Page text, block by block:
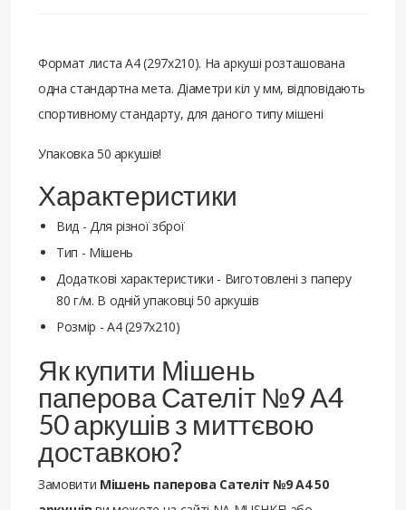
Формат листа А4 (297х210). На аркуші розташована
одна стандартна мета. Діаметри кіл у мм, відповідають
спортивному стандарту, для даного типу мішені
Упаковка 50 аркушів!
Характеристики
Вид - Для різної зброї
Тип - Мішень
Додаткові характеристики - Виготовлені з паперу
80 г/м. В одній упаковці 50 аркушів
Розмір - А4 (297х210)
Як купити Мішень
паперова Сателіт №9 А4
50 аркушів з миттєвою
доставкою?
Замовити Мішень паперова Сателіт №9 А4 50